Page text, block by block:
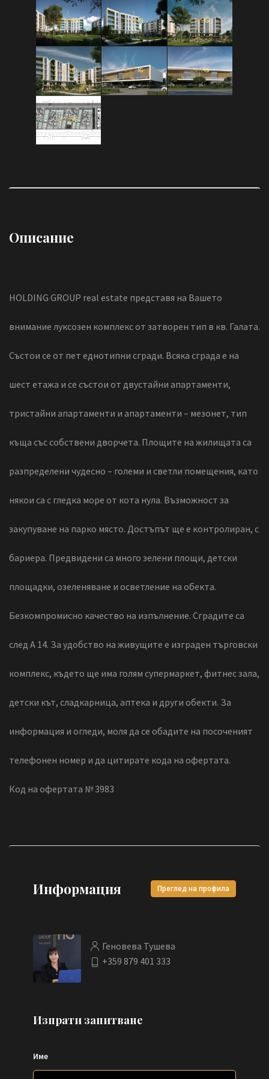
Описание
HOLDING GROUP real estate представя на Вашето
внимание луксозен комплекс от затворен тип в кв. Галата.
Състои се от пет еднотипни сгради. Всяка сграда е на
шест етажа и се състои от двустайни апартаменти,
тристайни апартаменти и апартаменти – мезонет, тип
къща със собствени дворчета. Площите на жилищата са
разпределени чудесно – големи и светли помещения, като
някои са с гледка море от кота нула. Възможност за
закупуване на парко място. Достъпът ще е контролиран, с
бариера. Предвидени са много зелени площи, детски
площадки, озеленяване и осветление на обекта.
Безкомпромисно качество на изпълнение. Сградите са
след А 14. За удобство на живущите е изграден търговски
комплекс, където ще има голям супермаркет, фитнес зала,
детски кът, сладкарница, аптека и други обекти. За
информация и огледи, моля да се обадите на посоченият
телефонен номер и да цитирате кода на офертата.
Код на офертата № 3983
Информация Преглед на профила
Геновева Тушева
+359 879 401 333
Изпрати запитване
Име